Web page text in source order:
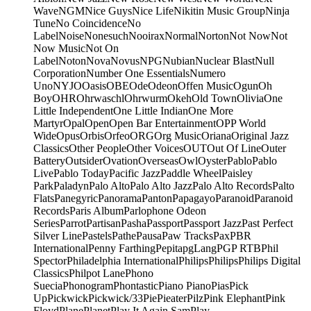
WaveNGMNice GuysNice LifeNikitin Music GroupNinja
TuneNo CoincidenceNo
LabelNoiseNonesuchNooiraxNormalNortonNot NowNot
Now MusicNot On
LabelNotonNovaNovusNPGNubianNuclear BlastNull
CorporationNumber One EssentialsNumero
UnoNYJOOasisOBEOdeOdeonOffen MusicOgunOh
BoyOHROhrwaschlOhrwurmOkehOld TownOliviaOne
Little IndependentOne Little IndianOne More
MartyrOpalOpenOpen Bar EntertainmentOPP World
WideOpusOrbisOrfeoORGOrg MusicOrianaOriginal Jazz
ClassicsOther PeopleOther VoicesOUTOut Of LineOuter
BatteryOutsiderOvationOverseasOwlOysterPabloPablo
LivePablo TodayPacific JazzPaddle WheelPaisley
ParkPaladynPalo AltoPalo Alto JazzPalo Alto RecordsPalto
FlatsPanegyricPanoramaPantonPapagayoParanoidParanoid
RecordsParis AlbumParlophone Odeon
SeriesParrotPartisanPashaPassportPassport JazzPast Perfect
Silver LinePastelsPathePausaPaw TracksPaxPBR
InternationalPenny FarthingPepitapgLangPGP RTBPhil
SpectorPhiladelphia InternationalPhilipsPhilipsPhilips Digital
ClassicsPhilpot LanePhono
SueciaPhonogramPhontasticPiano PianoPiasPick
UpPickwickPickwick/33PiePieaterPilzPink ElephantPink